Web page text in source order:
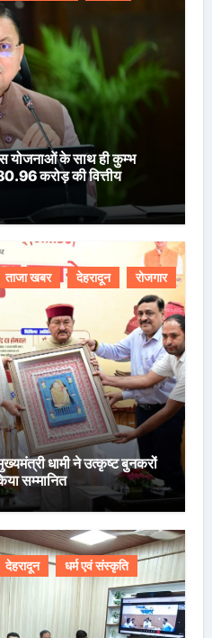
योजनाओं के साथ ही कुम्भ
करोड़ की वित्तीय
ताजा खबर देहरादून रोजगार
धामी ने उत्कृष्ट बुनकरों
सम्मानित
देहरादून धर्म एवं संस्कृति